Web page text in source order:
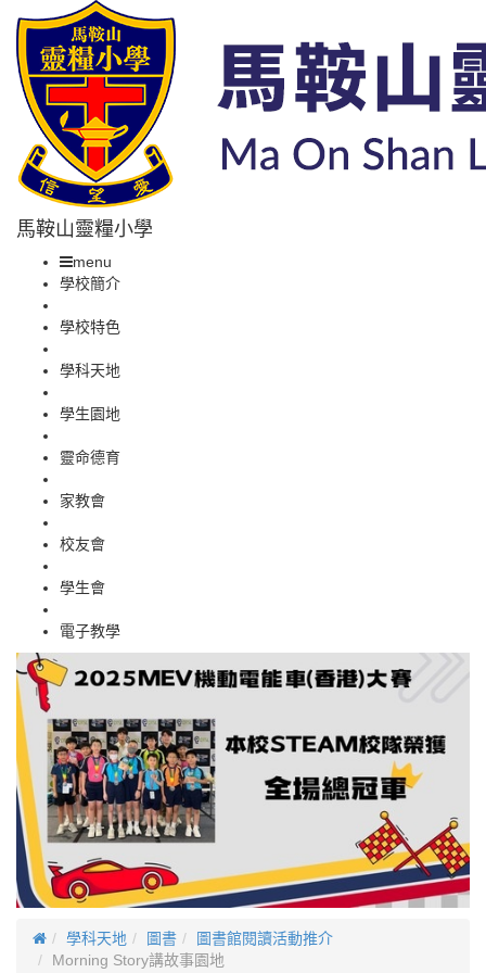
馬鞍山靈糧小學
menu
學校簡介
學校特色
學科天地
學生園地
靈命德育
家教會
校友會
學生會
電子教學
學科天地 圖書
圖書館閱讀活動推介
Morning Story講故事園地